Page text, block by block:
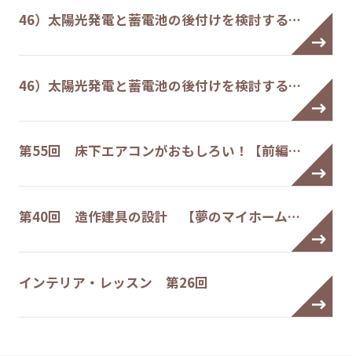
46）太陽光発電と蓄電池の後付けを検討する…
46）太陽光発電と蓄電池の後付けを検討する…
第55回 床下エアコンがおもしろい！【前編…
第40回 造作建具の設計 【夢のマイホーム…
インテリア・レッスン 第26回